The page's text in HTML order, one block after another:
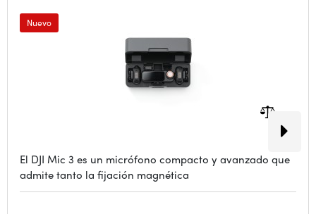
Nuevo
El DJI Mic 3 es un micrófono compacto y avanzado que
admite tanto la fijación magnética